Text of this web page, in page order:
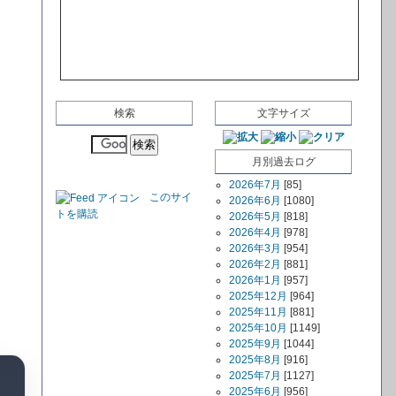
検索
このサイ
トを購読
文字サイズ
月別過去ログ
2026年7月 [85]
2026年6月 [1080]
2026年5月 [818]
2026年4月 [978]
2026年3月 [954]
2026年2月 [881]
2026年1月 [957]
2025年12月 [964]
2025年11月 [881]
2025年10月 [1149]
2025年9月 [1044]
2025年8月 [916]
2025年7月 [1127]
2025年6月 [956]